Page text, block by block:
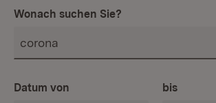
Wonach suchen Sie?
Datum von bis